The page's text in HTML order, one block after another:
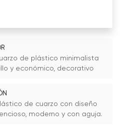
de plástico minimalista
y económico, decorativo
de cuarzo con diseño
moderno y con aguja.